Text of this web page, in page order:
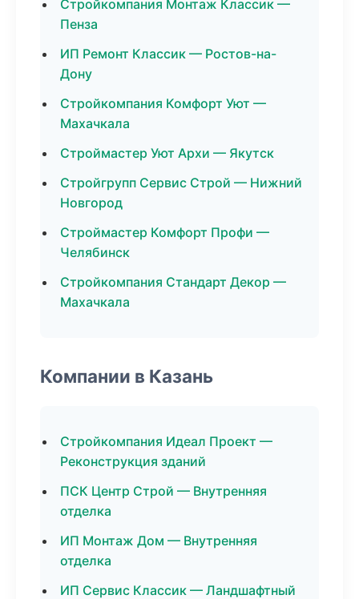
Стройкомпания Монтаж Классик —
Пенза
ИП Ремонт Классик — Ростов-на-
Дону
Стройкомпания Комфорт Уют —
Махачкала
Строймастер Уют Архи — Якутск
Стройгрупп Сервис Строй — Нижний
Новгород
Строймастер Комфорт Профи —
Челябинск
Стройкомпания Стандарт Декор —
Махачкала
Компании в Казань
Стройкомпания Идеал Проект —
Реконструкция зданий
ПСК Центр Строй — Внутренняя
отделка
ИП Монтаж Дом — Внутренняя
отделка
ИП Сервис Классик — Ландшафтный